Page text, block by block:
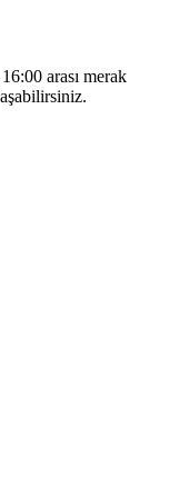
arası merak